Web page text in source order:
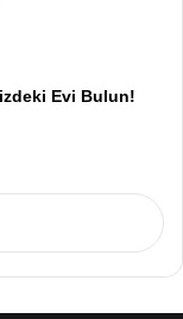
Evi Bulun!